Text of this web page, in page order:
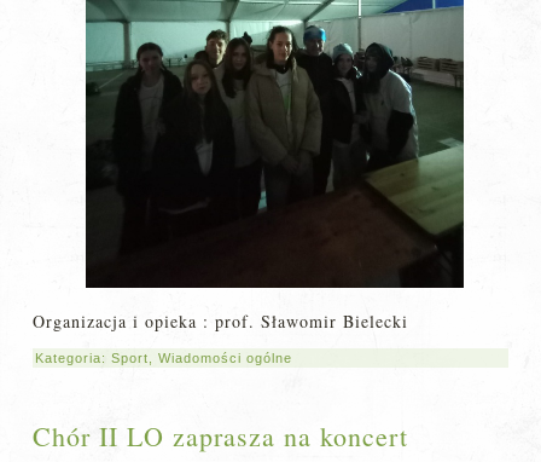
Organizacja i opieka : prof. Sławomir Bielecki
Kategoria:Sport ,Wiadomości ogólne
Chór II LO zaprasza na koncert